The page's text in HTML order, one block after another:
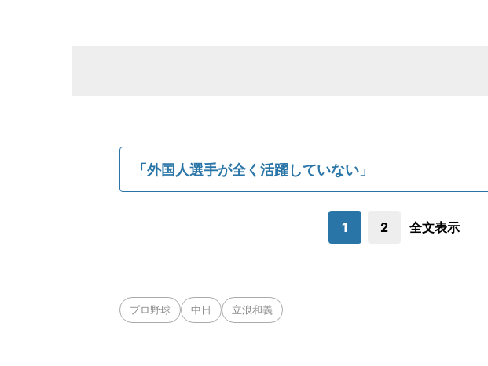
「外国人選手が全く活躍していない」
1 2 全文表示
プロ野球 中日 立浪和義